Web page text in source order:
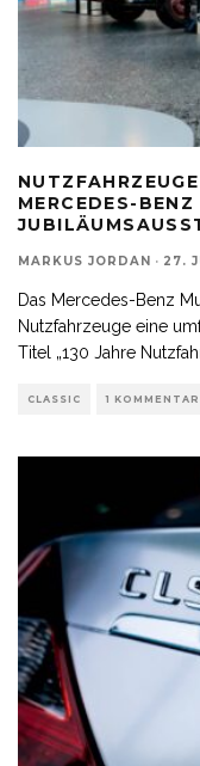
MERCEDES-
MARKUS JORDAN · 27.
Das Mercedes-Benz
Nutzfahrzeuge eine
Titel „130 Jahre
CLASSIC 1 KOMMENTAR